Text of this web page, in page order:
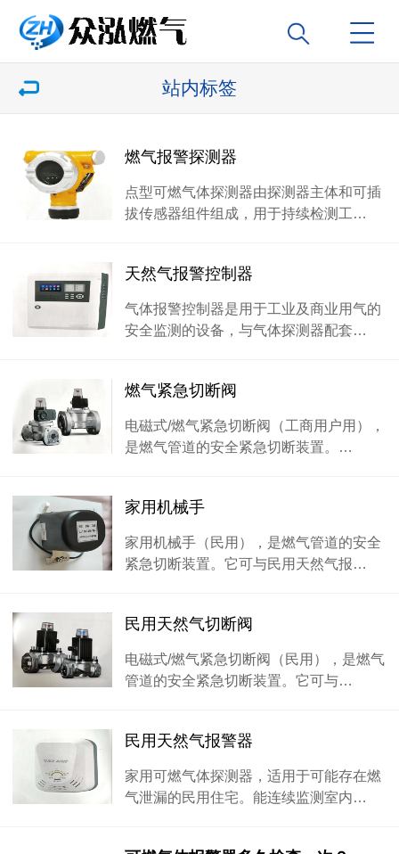
站内标签
燃气报警探测器
点型可燃气体探测器由探测器主体和可插
拔传感器组件组成，用于持续检测工…
天然气报警控制器
气体报警控制器是用于工业及商业用气的
安全监测的设备，与气体探测器配套…
燃气紧急切断阀
电磁式/燃气紧急切断阀（工商用户用），
是燃气管道的安全紧急切断装置。…
家用机械手
家用机械手（民用），是燃气管道的安全
紧急切断装置。它可与民用天然气报…
民用天然气切断阀
电磁式/燃气紧急切断阀（民用），是燃气
管道的安全紧急切断装置。它可与…
民用天然气报警器
家用可燃气体探测器，适用于可能存在燃
气泄漏的民用住宅。能连续监测室内…